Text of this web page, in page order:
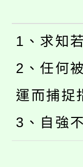
1、求知
2、任何
運而捕捉
3、自強